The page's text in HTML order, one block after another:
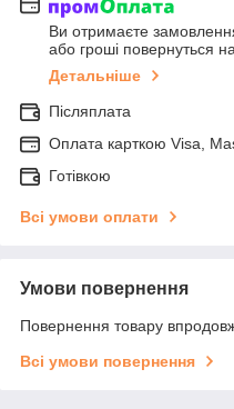
Ви отримаєте
або гроші повернуться
Детальніше
Післяплата
Оплата карткою Visa,
Готівкою
Всі умови оплати
Умови повернення
Повернення товару
Всі умови повернення